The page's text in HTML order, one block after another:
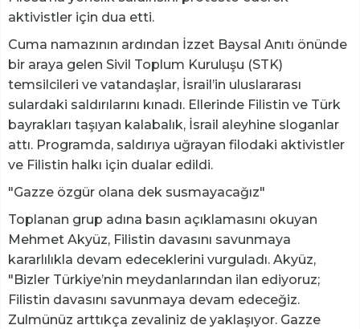
aktivistler için dua etti.
Cuma namazının ardından İzzet Baysal Anıtı önünde
bir araya gelen Sivil Toplum Kuruluşu (STK)
temsilcileri ve vatandaşlar, İsrail’in uluslararası
sulardaki saldırılarını kınadı. Ellerinde Filistin ve Türk
bayrakları taşıyan kalabalık, İsrail aleyhine sloganlar
attı. Programda, saldırıya uğrayan filodaki aktivistler
ve Filistin halkı için dualar edildi.
"Gazze özgür olana dek susmayacağız"
Toplanan grup adına basın açıklamasını okuyan
Mehmet Akyüz, Filistin davasını savunmaya
kararlılıkla devam edeceklerini vurguladı. Akyüz,
"Bizler Türkiye’nin meydanlarından ilan ediyoruz;
Filistin davasını savunmaya devam edeceğiz.
Zulmünüz arttıkça zevaliniz de yaklaşıyor. Gazze